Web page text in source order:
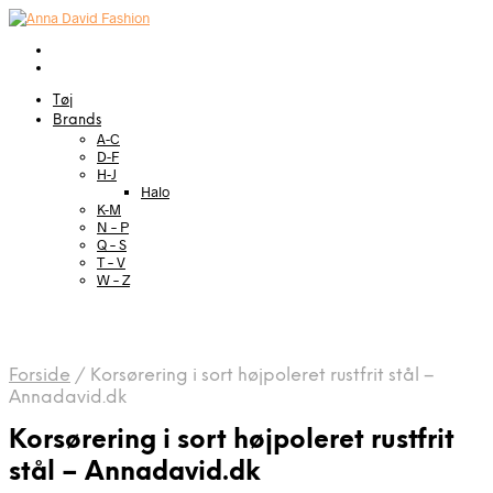
Tøj
Brands
A-C
D-F
H-J
Halo
K-M
N – P
Q – S
T – V
W – Z
Forside / Korsørering i sort højpoleret rustfrit stål –
Annadavid.dk
Korsørering i sort højpoleret rustfrit
stål – Annadavid.dk